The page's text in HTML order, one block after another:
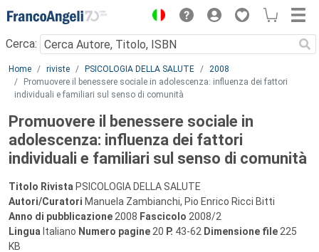
Menu
Cerca:
Main content
Home riviste PSICOLOGIA DELLA SALUTE
2008
Promuovere il benessere sociale in adolescenza: influenza dei fattori
individuali e familiari sul senso di comunità
Promuovere il benessere sociale in
adolescenza: influenza dei fattori
individuali e familiari sul senso di comunità
Titolo Rivista PSICOLOGIA DELLA SALUTE
Autori/Curatori Manuela Zambianchi, Pio Enrico Ricci Bitti
Anno di pubblicazione 2008 Fascicolo 2008/2
Lingua Italiano Numero pagine 20 P. 43-62 Dimensione file 225
KB